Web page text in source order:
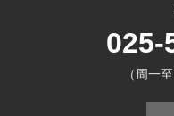
025-
（周一